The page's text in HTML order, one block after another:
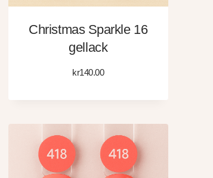
Christmas Sparkle 16
gellack
kr140.00